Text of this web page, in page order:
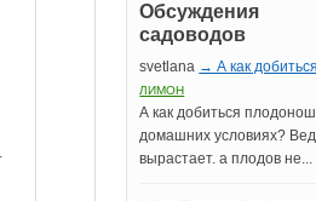
Обсуждения
садоводов
svetlana → А как
ЛИМОН
А как добиться
домашних условиях?
вырастает. а плодов не...